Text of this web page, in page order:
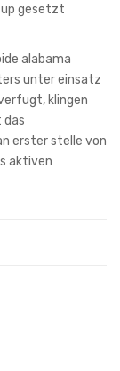
gesetzt
alabama
unter einsatz
klingen
das
erster stelle von
aktiven